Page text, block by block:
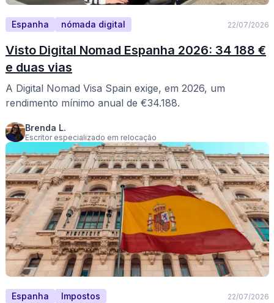
Espanha nómada digital 22/07/2026
Visto Digital Nomad Espanha 2026: 34 188 €
e duas vias
A Digital Nomad Visa Spain exige, em 2026, um
rendimento mínimo anual de €34.188.
Brenda L.
Escritor especializado em relocação
Espanha Impostos 22/07/2026